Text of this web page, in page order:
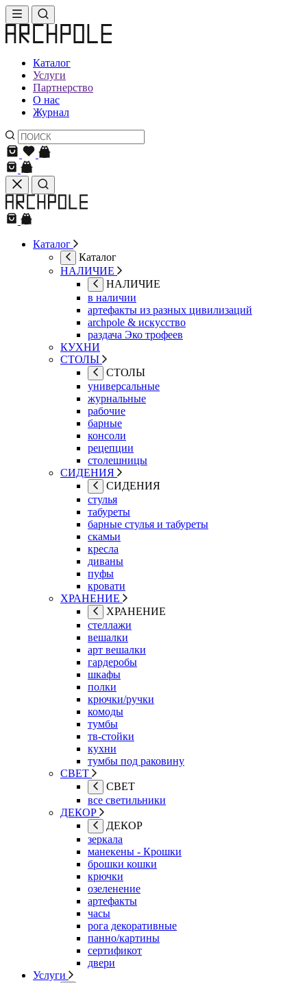
Каталог
Услуги
Партнерство
О нас
Журнал
Каталог
Каталог
НАЛИЧИЕ
НАЛИЧИЕ
в наличии
артефакты из разных цивилизаций
archpole & искусство
раздача Эко трофеев
КУХНИ
СТОЛЫ
СТОЛЫ
универсальные
журнальные
рабочие
барные
консоли
рецепции
столешницы
СИДЕНИЯ
СИДЕНИЯ
стулья
табуреты
барные стулья и табуреты
скамьи
кресла
диваны
пуфы
кровати
ХРАНЕНИЕ
ХРАНЕНИЕ
стеллажи
вешалки
арт вешалки
гардеробы
шкафы
полки
крючки/ручки
комоды
тумбы
тв-стойки
кухни
тумбы под раковину
СВЕТ
СВЕТ
все светильники
ДЕКОР
ДЕКОР
зеркала
манекены - Крошки
брошки кошки
крючки
озеленение
артефакты
часы
рога декоративные
панно/картины
сертификот
двери
Услуги